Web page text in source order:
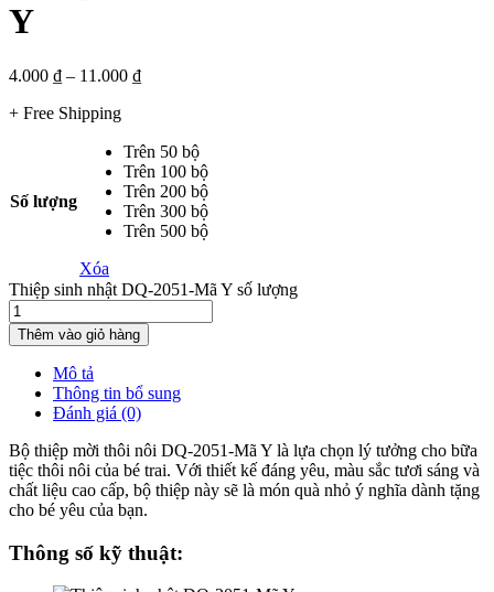
Y
4.000 ₫ – 11.000 ₫
+ Free Shipping
Số lượng
Trên 50 bộ
Trên 100 bộ
Trên 200 bộ
Trên 300 bộ
Trên 500 bộ
Xóa
Thiệp sinh nhật DQ-2051-Mã Y số lượng
Thêm vào giỏ hàng
Mô tả
Thông tin bổ sung
Đánh giá (0)
Bộ thiệp mời thôi nôi DQ-2051-Mã Y là lựa chọn lý tưởng cho bữa
tiệc thôi nôi của bé trai. Với thiết kế đáng yêu, màu sắc tươi sáng và
chất liệu cao cấp, bộ thiệp này sẽ là món quà nhỏ ý nghĩa dành tặng
cho bé yêu của bạn.
Thông số kỹ thuật: